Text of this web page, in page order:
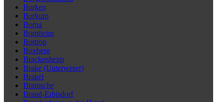
Borken
Borkum
Borna
Bornheim
Bottrop
Boxberg
Brackenheim
Brake (Unterweser)
Brakel
Bramsche
Brand-Erbisdorf